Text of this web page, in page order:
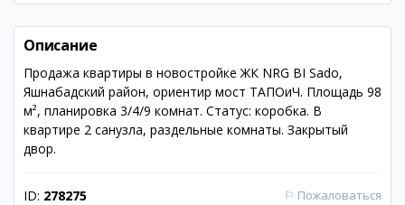
Описание
Продажа квартиры в новостройке ЖК NRG BI Sado,
Яшнабадский район, ориентир мост ТАПОиЧ. Площадь 98
м², планировка 3/4/9 комнат. Статус: коробка. В
квартире 2 санузла, раздельные комнаты. Закрытый
двор.
ID: 278275 ⚐ Пожаловаться